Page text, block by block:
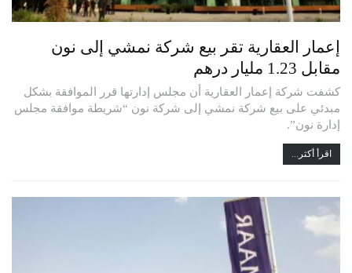
إعمار العقارية تقر بيع شركة نمشي إلى نون
مقابل 1.23 مليار درهم
كشفت شركة إعمار العقارية أن مجلس إدارتها قرر الموافقة بشكل
مبدئي على بيع شركة نمشي إلى شركة نون “شريطة موافقة مجلس
إدارة نون”.
اقرأ أكثر...